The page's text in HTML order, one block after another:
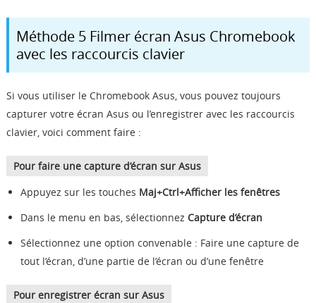
Méthode 5 Filmer écran Asus Chromebook
avec les raccourcis clavier
Si vous utiliser le Chromebook Asus, vous pouvez toujours
capturer votre écran Asus ou l’enregistrer avec les raccourcis
clavier, voici comment faire :
Pour faire une capture d’écran sur Asus
Appuyez sur les touches Maj+Ctrl+Afficher les fenêtres
Dans le menu en bas, sélectionnez Capture d’écran
Sélectionnez une option convenable : Faire une capture de
tout l’écran, d’une partie de l’écran ou d’une fenêtre
Pour enregistrer écran sur Asus